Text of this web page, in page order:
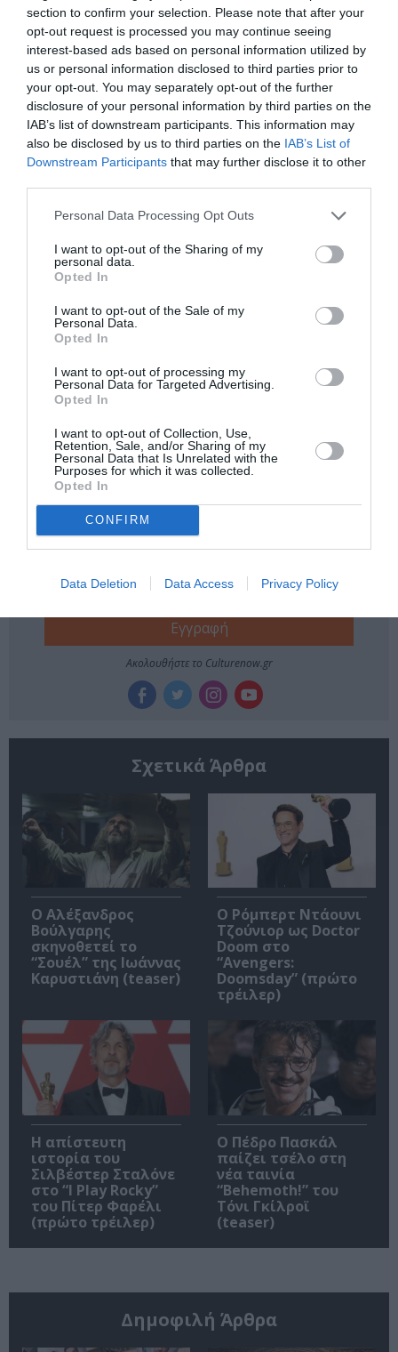
section to confirm your selection. Please note that after your
opt-out request is processed you may continue seeing
interest-based ads based on personal information utilized by
us or personal information disclosed to third parties prior to
your opt-out. You may separately opt-out of the further
disclosure of your personal information by third parties on the
IAB’s list of downstream participants. This information may
also be disclosed by us to third parties on the IAB’s List of
Downstream Participants that may further disclose it to other
Personal Data Processing Opt Outs
I want to opt-out of the Sharing of my
personal data.
Opted In
I want to opt-out of the Sale of my
Personal Data.
Opted In
I want to opt-out of processing my
Personal Data for Targeted Advertising.
Opted In
I want to opt-out of Collection, Use,
Retention, Sale, and/or Sharing of my
Personal Data that Is Unrelated with the
Purposes for which it was collected.
Opted In
CONFIRM
Data Deletion Data Access Privacy Policy
Ακολουθήστε το Culturenow.gr στοGoogle News
μάθετε πρώτοι όλες τις ειδήσεις
Δείτε όλα τα τελευταία νέαγια την Τέχνη και τον
Πολιτισμό στοCulturenow.gr
Νέοι Διαγωνισμοί❯
Tags
ΒΑΓΓΕΛΗΣ ΜΟΥΡΙΚΗΣ
ΒΑΣΙΛΗΣ ΜΠΙΣΜΠΙΚΗΣ
ΓΙΑΝΝΗΣ ΑΝΑΣΤΑΣΑΚΗΣ
ΓΙΑΝΝΗΣ ΟΙΚΟΝΟΜΙΔΗΣ (ΣΚΗΝΟΘΕΤΗΣ)
ΔΡΑΜΑΤΙΚΗ - ΚΟΙΝΩΝΙΚΗ
ΜΑΡΙΑ ΚΑΛΛΙΜΑΝΗ
ΜΑΡΙΑ ΚΕΧΑΓΙΟΓΛΟΥ
ΣΤΑΘΗΣ ΣΤΑΜΟΥΛΑΚΑΤΟΣ
Newsletter
Κάθε βδομάδα στο e-mail σας τα τελευταία νέα για
την Τέχνη και τον Πολιτισμό!
Ακολουθήστε το Culturenow.gr
Σχετικά Άρθρα
Ο Αλέξανδρος
Βούλγαρης
σκηνοθετεί το
“Σουέλ” της Ιωάννας
Καρυστιάνη (teaser)
Ο Ρόμπερτ Ντάουνι
Τζούνιορ ως Doctor
Doom στο
“Avengers:
Doomsday” (πρώτο
τρέιλερ)
Η απίστευτη
ιστορία του
Σιλβέστερ Σταλόνε
στο “I Play Rocky”
του Πίτερ Φαρέλι
(πρώτο τρέιλερ)
Ο Πέδρο Πασκάλ
παίζει τσέλο στη
νέα ταινία
“Behemoth!” του
Τόνι Γκίλροϊ
(teaser)
Δημοφιλή Άρθρα